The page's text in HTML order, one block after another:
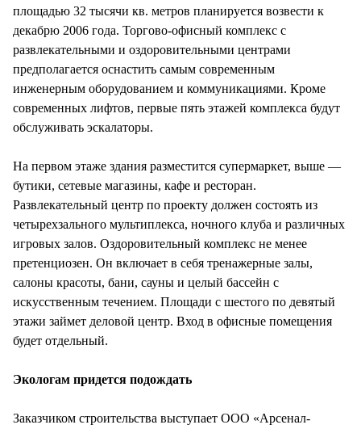
площадью 32 тысячи кв. метров планируется возвести к
декабрю 2006 года. Торгово-офисный комплекс с
развлекательными и оздоровительными центрами
предполагается оснастить самым современным
инженерным оборудованием и коммуникациями. Кроме
современных лифтов, первые пять этажей комплекса будут
обслуживать эскалаторы.
На первом этаже здания разместится супермаркет, выше —
бутики, сетевые магазины, кафе и ресторан.
Развлекательный центр по проекту должен состоять из
четырехзального мультиплекса, ночного клуба и различных
игровых залов. Оздоровительный комплекс не менее
претенциозен. Он включает в себя тренажерные залы,
салоны красоты, бани, сауны и целый бассейн с
искусственным течением. Площади с шестого по девятый
этажи займет деловой центр. Вход в офисные помещения
будет отдельный.
Экологам придется подождать
Заказчиком строительства выступает ООО «Арсенал-